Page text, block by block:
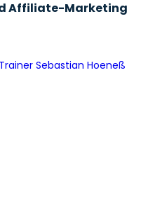
Affiliate-Marketing